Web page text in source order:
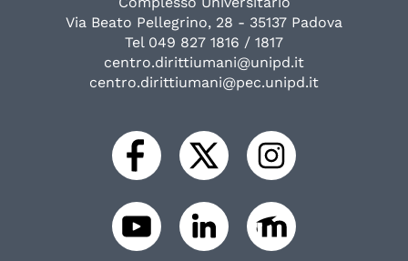
Via Beato Pellegrino, 28 - 35137 Padova
Tel 049 827 1816 / 1817
centro.dirittiumani@unipd.it
centro.dirittiumani@pec.unipd.it